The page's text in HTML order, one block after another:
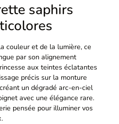
saphirs
couleur et de la lumière, ce
par son alignement
aux teintes éclatantes
précis sur la monture
un dégradé arc-en-ciel
avec une élégance rare.
pensée pour illuminer vos